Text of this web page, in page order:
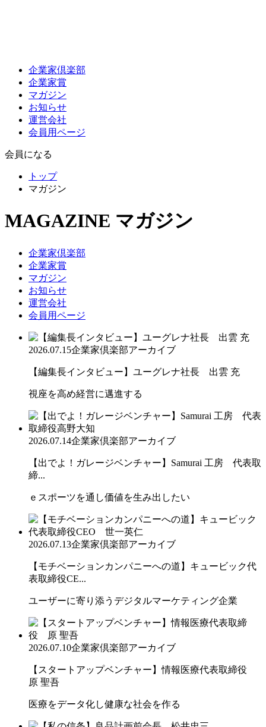
企業家倶楽部
企業家賞
マガジン
お知らせ
運営会社
会員用ページ
会員になる
トップ
マガジン
MAGAZINE マガジン
企業家倶楽部
企業家賞
マガジン
お知らせ
運営会社
会員用ページ
2026.07.15企業家倶楽部アーカイブ
【編集長インタビュー】ユーグレナ社長 出雲 充
視座を高め経営に邁進する
2026.07.14企業家倶楽部アーカイブ
【出でよ！ガレージベンチャー】Samurai 工房 代表取
締...
ｅスポーツを通し価値を生み出したい
2026.07.13企業家倶楽部アーカイブ
【モチベーションカンパニーへの道】キュービック代
表取締役CE...
ユーザーに寄り添うデジタルマーケティング企業
2026.07.10企業家倶楽部アーカイブ
【スタートアップベンチャー】情報医療代表取締役
原 聖吾
医療をデータ化し健康な社会を作る